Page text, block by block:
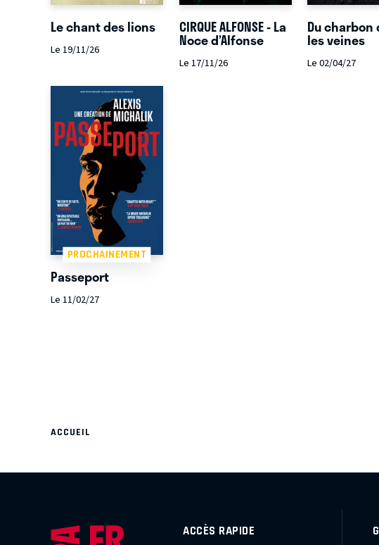
Le chant des lions
Le 19/11/26
CIRQUE ALFONSE - La
Noce d’Alfonse
Le 17/11/26
Du charbon
les veines
Le 02/04/27
PROCHAINEMENT
Passeport
Le 11/02/27
ACCUEIL
ACCÈS RAPIDE